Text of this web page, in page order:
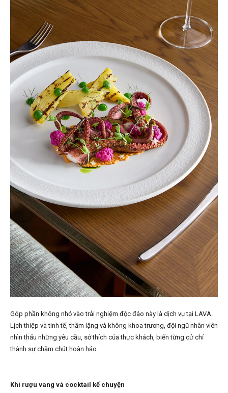
Góp phần không nhỏ vào trải nghiệm độc đáo này là dịch vụ tại LAVA.
Lịch thiệp và tinh tế, thầm lặng và không khoa trương, đội ngũ nhân viên
nhìn thấu những yêu cầu, sở thích của thực khách, biến từng cử chỉ
thành sự chăm chút hoàn hảo.
Khi rượu vang và cocktail kể chuyện